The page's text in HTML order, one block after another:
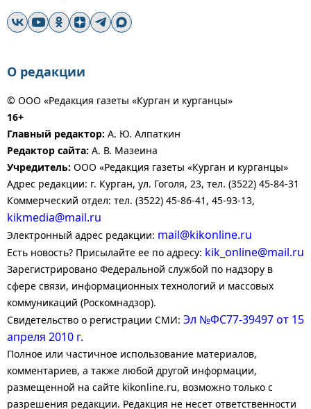
О редакции
© ООО «Редакция газеты «Курган и курганцы»
16+
Главный редактор: А. Ю. Алпаткин
Редактор сайта: А. В. Мазеина
Учредитель: ООО «Редакция газеты «Курган и курганцы»
Адрес редакции: г. Курган, ул. Гоголя, 23, тел. (3522) 45-84-31
Коммерческий отдел: тел. (3522) 45-86-41, 45-93-13,
kikmedia@mail.ru
Электронный адрес редакции: mail@kikonline.ru
Есть новость? Присылайте ее по адресу: kik_online@mail.ru
Зарегистрировано Федеральной службой по надзору в
сфере связи, информационных технологий и массовых
коммуникаций (Роскомнадзор).
Свидетельство о регистрации СМИ: Эл №ФС77-39497 от 15
апреля 2010 г.
Полное или частичное использование материалов,
комментариев, а также любой другой информации,
размещенной на сайте kikonline.ru, возможно только с
разрешения редакции. Редакция не несет ответственности